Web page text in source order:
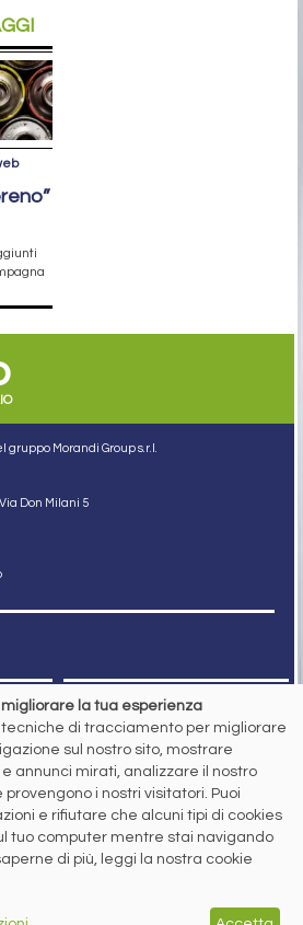
gruppo Morandi Group s.r.l.
Don Milani 5
SEGUICI SUI NOSTRI
SOCIAL NETWORK
versato
la tua esperienza
di tracciamento per migliorare
sul nostro sito, mostrare
annunci mirati, analizzare il nostro
i nostri visitatori. Puoi
e rifiutare che alcuni tipi di cookies
tuo computer mentre stai navigando
di più, leggi la nostra cookie